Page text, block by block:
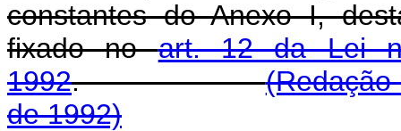
constantes do Anexo I,
fixado noart. 12 da Lei
1992.(Redação
de 1992)